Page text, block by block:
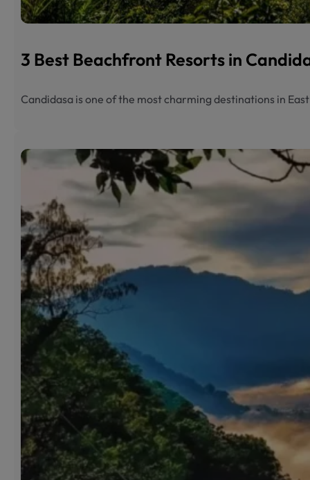
3 Best Beachfront Resorts in
Candidasa is one of the most charming destinations in